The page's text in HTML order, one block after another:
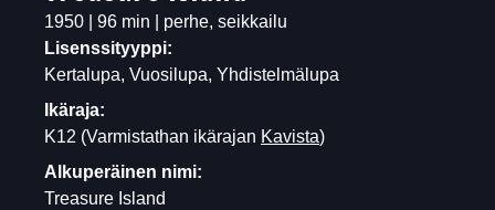
1950 | 96 min | perhe, seikkailu
Lisenssityyppi:
Kertalupa, Vuosilupa, Yhdistelmälupa
Ikäraja:
K12 (Varmistathan ikärajan Kavista)
Alkuperäinen nimi:
Treasure Island